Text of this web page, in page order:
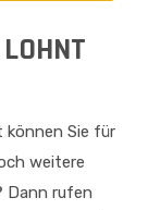
können Sie für
weitere
Dann rufen